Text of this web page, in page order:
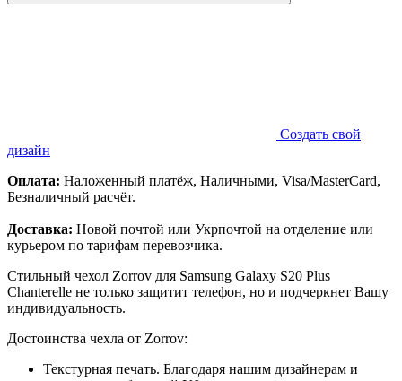
Создать свой
дизайн
Оплата: Наложенный платёж, Наличными, Visa/MasterCard,
Безналичный расчёт.
Доставка: Новой почтой или Укрпочтой на отделение или
курьером по тарифам перевозчика.
Стильный чехол Zorrov для Samsung Galaxy S20 Plus
Chanterelle не только защитит телефон, но и подчеркнет Вашу
индивидуальность.
Достоинства чехла от Zorrov:
Текстурная печать. Благодаря нашим дизайнерам и